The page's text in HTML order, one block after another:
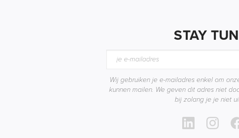
STAY
Wij gebruiken je e-mailadres enkel om
kunnen mailen. We geven dit adres niet
bij zolang je je niet